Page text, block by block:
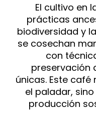
El cultivo en
prácticas
biodiversidad y
se cosechan
con
preservación
únicas. Este
el paladar,
producción